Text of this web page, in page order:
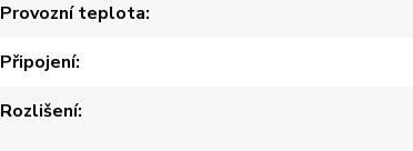
Provozní teplota
Připojení
Rozlišení